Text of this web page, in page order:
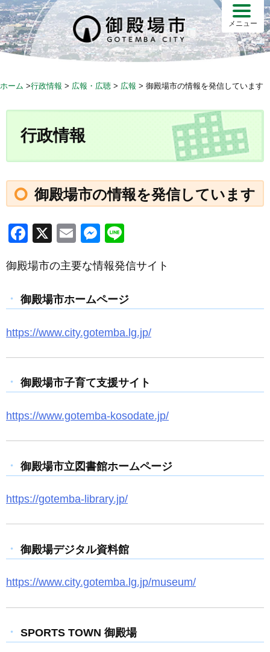
S
k
i
p
メニュー
ホーム >行政情報 > 広報・広聴 > 広報 > 御殿場市の情報を発信しています
行政情報
御殿場市の情報を発信しています
F
c
e
b
o
X
E
ail
M
ss
e
n
g
e
御殿場市の主要な情報発信サイト
御殿場市ホームページ
https://www.city.gotemba.lg.jp/
御殿場市子育て支援サイト
https://www.gotemba-kosodate.jp/
御殿場市立図書館ホームページ
https://gotemba-library.jp/
御殿場デジタル資料館
https://www.city.gotemba.lg.jp/museum/
SPORTS TOWN 御殿場